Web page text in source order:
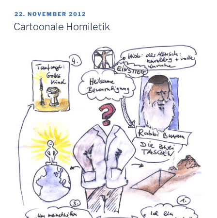
die
Grundfunktionen
VERÖFFENTLICHT
AM
22. NOVEMBER 2012
Cartoonale Homiletik